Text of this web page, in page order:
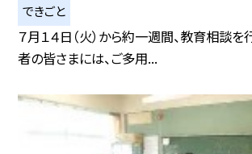
できごと
７月１４日（火）から約一週間、教育相談を
者の皆さまには、ご多用...